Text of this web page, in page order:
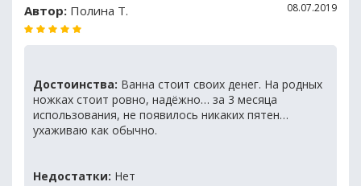
Автор: Полина Т. 08.07.2019
Достоинства: Ванна стоит своих денег. На родных
ножках стоит ровно, надёжно… за 3 месяца
использования, не появилось никаких пятен…
ухаживаю как обычно.
Недостатки: Нет